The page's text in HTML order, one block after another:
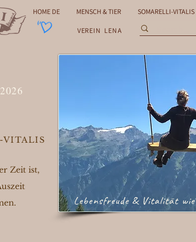
HOME DE MENSCH & TIER SOMARELLI-VITALIS
VEREIN LENA
VITALIS
Zeit ist,
Lebensfreude & Vitalität
2026